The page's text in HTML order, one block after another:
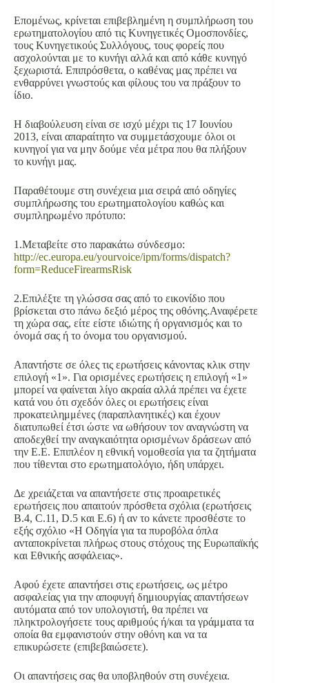
Επομένως, κρίνεται επιβεβλημένη η συμπλήρωση του
ερωτηματολογίου από τις Κυνηγετικές Ομοσπονδίες,
τους Κυνηγετικούς Συλλόγους, τους φορείς που
ασχολούνται με το κυνήγι αλλά και από κάθε κυνηγό
ξεχωριστά. Επιπρόσθετα, ο καθένας μας πρέπει να
ενθαρρύνει γνωστούς και φίλους του να πράξουν το
ίδιο.
Η διαβούλευση είναι σε ισχύ μέχρι τις 17 Ιουνίου
2013, είναι απαραίτητο να συμμετάσχουμε όλοι οι
κυνηγοί για να μην δούμε νέα μέτρα που θα πλήξουν
το κυνήγι μας.
Παραθέτουμε στη συνέχεια μια σειρά από οδηγίες
συμπλήρωσης του ερωτηματολογίου καθώς και
συμπληρωμένο πρότυπο:
1.Μεταβείτε στο παρακάτω σύνδεσμο:
http://ec.europa.eu/yourvoice/ipm/forms/dispatch?
form=ReduceFirearmsRisk
2.Επιλέξτε τη γλώσσα σας από το εικονίδιο που
βρίσκεται στο πάνω δεξιό μέρος της οθόνης.Αναφέρετε
τη χώρα σας, είτε είστε ιδιώτης ή οργανισμός και το
όνομά σας ή το όνομα του οργανισμού.
Απαντήστε σε όλες τις ερωτήσεις κάνοντας κλικ στην
επιλογή «1». Για ορισμένες ερωτήσεις η επιλογή «1»
μπορεί να φαίνεται λίγο ακραία αλλά πρέπει να έχετε
κατά νου ότι σχεδόν όλες οι ερωτήσεις είναι
προκατειλημμένες (παραπλανητικές) και έχουν
διατυπωθεί έτσι ώστε να ωθήσουν τον αναγνώστη να
αποδεχθεί την αναγκαιότητα ορισμένων δράσεων από
την Ε.Ε. Επιπλέον η εθνική νομοθεσία για τα ζητήματα
που τίθενται στο ερωτηματολόγιο, ήδη υπάρχει.
Δε χρειάζεται να απαντήσετε στις προαιρετικές
ερωτήσεις που απαιτούν πρόσθετα σχόλια (ερωτήσεις
Β.4, C.11, D.5 και E.6) ή αν το κάνετε προσθέστε το
εξής σχόλιο «Η Οδηγία για τα πυροβόλα όπλα
ανταποκρίνεται πλήρως στους στόχους της Ευρωπαϊκής
και Εθνικής ασφάλειας».
Αφού έχετε απαντήσει στις ερωτήσεις, ως μέτρο
ασφαλείας για την αποφυγή δημιουργίας απαντήσεων
αυτόματα από τον υπολογιστή, θα πρέπει να
πληκτρολογήσετε τους αριθμούς ή/και τα γράμματα τα
οποία θα εμφανιστούν στην οθόνη και να τα
επικυρώσετε (επιβεβαιώσετε).
Οι απαντήσεις σας θα υποβληθούν στη συνέχεια.